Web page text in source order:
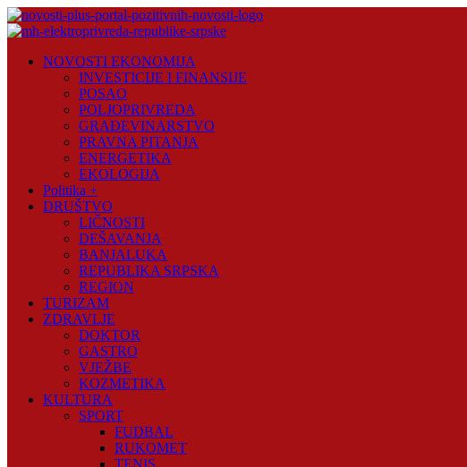
Skip
to
Plus
NOVOSTI EKONOMIJA
INVESTICIJE I FINANSIJE
POSAO
POLJOPRIVREDA
GRAĐEVINARSTVO
PRAVNA PITANJA
ENERGETIKA
EKOLOGIJA
Politika +
DRUŠTVO
LIČNOSTI
DEŠAVANJA
BANJALUKA
REPUBLIKA SRPSKA
REGION
TURIZAM
ZDRAVLJE
DOKTOR
GASTRO
VJEŽBE
KOZMETIKA
KULTURA
SPORT
FUDBAL
RUKOMET
TENIS